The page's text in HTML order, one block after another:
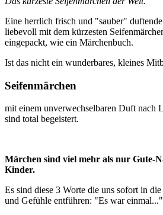
Eine herrlich frisch und "sauber"
liebevoll mit dem kürzesten
eingepackt, wie ein Märchenbuch.
Ist das nicht ein wunderbares, kleines
Seifenmärchen
mit einem unverwechselbaren Duft nach
sind total begeistert.
Märchen sind viel mehr als nur Gute-
Kinder.
Es sind diese 3 Worte die uns sofort in
und Gefühle entführen: "Es war einmal..."